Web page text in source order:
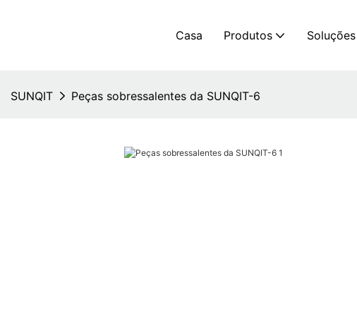
Casa Produtos Soluções
SUNQIT Peças sobressalentes da SUNQIT-6